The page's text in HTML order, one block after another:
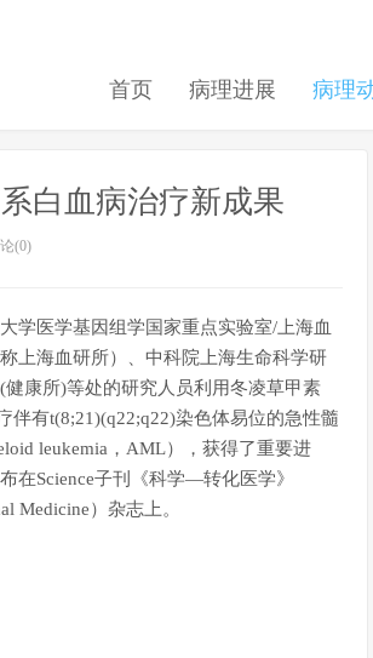
首页 病理进展 病理
白血病治疗新成果
(0)
学医学基因组学国家重点实验室/上海血
上海血研所）、中科院上海生命科学研
康所)等处的研究人员利用冬凌草甲素
伴有t(8;21)(q22;q22)染色体易位的急性髓
leukemia，AML），获得了重要进
在Science子刊《科学—转化医学》
Medicine）杂志上。